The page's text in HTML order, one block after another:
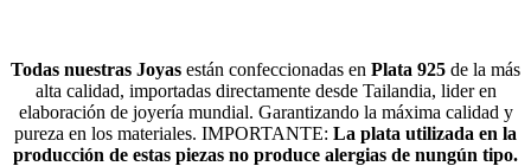
Todas nuestras Joyas están confeccionadas en Plata 925 de la más
alta calidad, importadas directamente desde Tailandia, lider en
elaboración de joyería mundial. Garantizando la máxima calidad y
pureza en los materiales. IMPORTANTE: La plata utilizada en la
producción de estas piezas no produce alergias de nungún tipo.